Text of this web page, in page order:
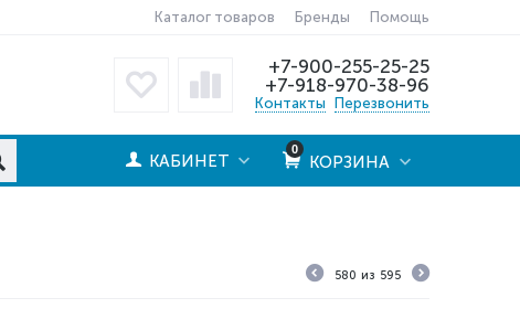
Каталог товаров Бренды Помощь
+7-900-255-25-25
+7-918-970-38-96
Контакты Перезвонить
0
КОРЗИНА
КАБИНЕТ
580 из 595